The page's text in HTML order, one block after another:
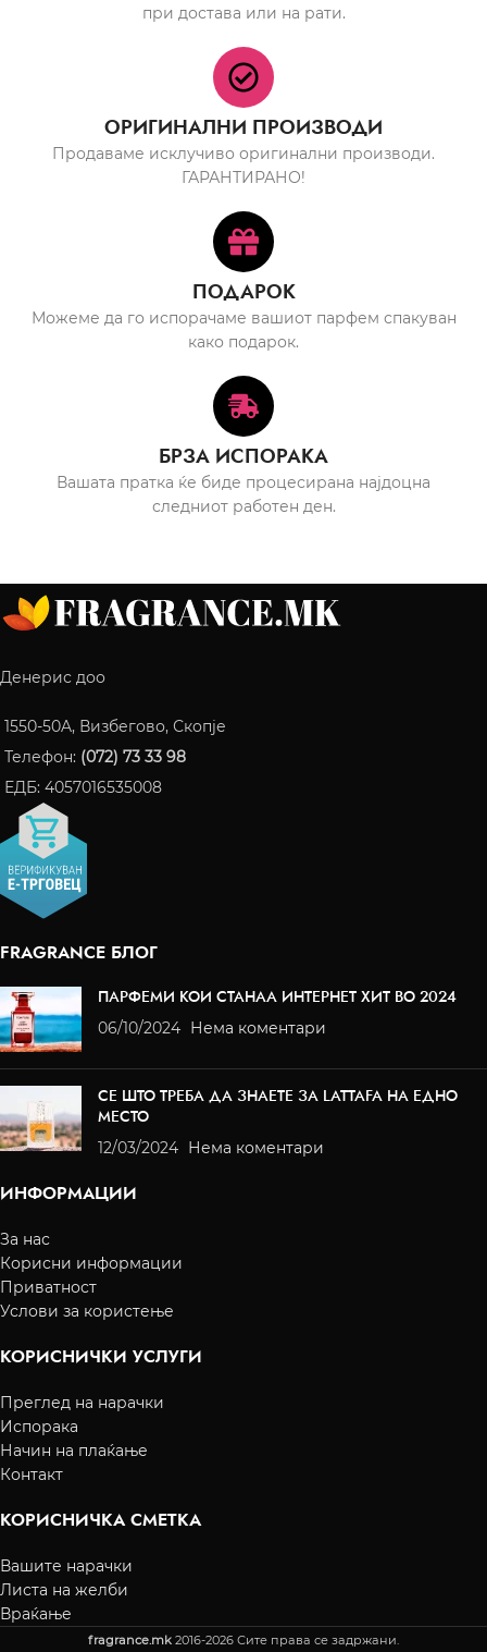
при достава или на рати.
ОРИГИНАЛНИ ПРОИЗВОДИ
Продаваме исклучиво оригинални производи.
ГАРАНТИРАНО!
ПОДАРОК
Можеме да го испорачаме вашиот парфем спакуван
како подарок.
БРЗА ИСПОРАКА
Вашата пратка ќе биде процесирана најдоцна
следниот работен ден.
Денерис доо
1550-50A, Визбегово, Скопје
Телефон: (072) 73 33 98
ЕДБ: 4057016535008
FRAGRANCE БЛОГ
ПАРФЕМИ КОИ СТАНАА ИНТЕРНЕТ ХИТ ВО 2024
06/10/2024 Нема коментари
СЕ ШТО ТРЕБА ДА ЗНАЕТЕ ЗА LATTAFA НА ЕДНО
МЕСТО
12/03/2024 Нема коментари
ИНФОРМАЦИИ
За нас
Корисни информации
Приватност
Услови за користење
КОРИСНИЧКИ УСЛУГИ
Преглед на нарачки
Испорака
Начин на плаќање
Контакт
КОРИСНИЧКА СМЕТКА
Вашите нарачки
Листа на желби
Враќање
fragrance.mk 2016-2026 Сите права се задржани.